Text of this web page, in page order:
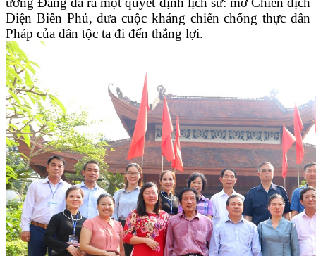
Điện Biên Phủ, đưa cuộc kháng chiến chống thực dân
Pháp của dân tộc ta đi đến thắng lợi.